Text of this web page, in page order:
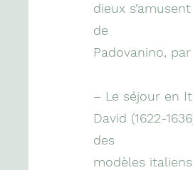
dieux
de
Padovanino,
– Le séjour en
David (1622-
des
modèles